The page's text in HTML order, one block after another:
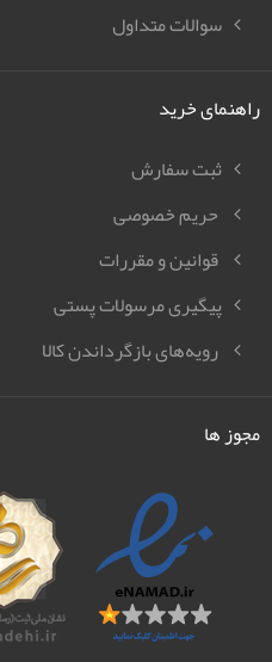
سوالات متداول
راهنمای خرید
ثبت سفارش
حریم خصوصی
قوانین و مقررات
پیگیری مرسولات پستی
رویه‌های بازگرداندن کالا
مجوز ها